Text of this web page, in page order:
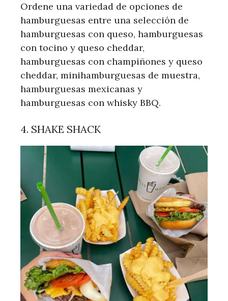
Ordene una variedad de opciones de
hamburguesas entre una selección de
hamburguesas con queso, hamburguesas
con tocino y queso cheddar,
hamburguesas con champiñones y queso
cheddar, minihamburguesas de muestra,
hamburguesas mexicanas y
hamburguesas con whisky BBQ.
4. SHAKE SHACK